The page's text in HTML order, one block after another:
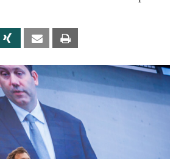
Xing Email